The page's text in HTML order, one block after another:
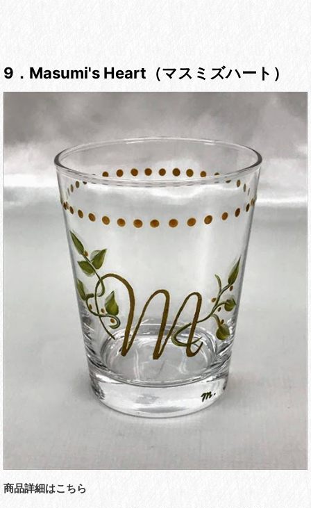
9．Masumi's Heart（マスミズハート）
商品詳細はこちら